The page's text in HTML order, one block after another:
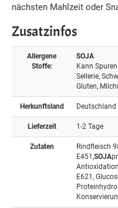
nächsten Mahlzeit oder
Zusatzinfos
Allergene
Stoffe:
SOJA
Kann
Sellerie,
Gluten,
Herkunftsland Deutschland
Lieferzeit 1-2 Tage
Zutaten
Rindfleisch
E451,SOJA
E621,